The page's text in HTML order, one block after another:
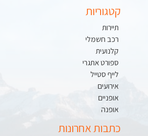
קטגוריות
תיירות
רכב חשמלי
קלנועית
ספורט אתגרי
לייף סטייל
אירועים
אופניים
אופנה
כתבות אחרונות